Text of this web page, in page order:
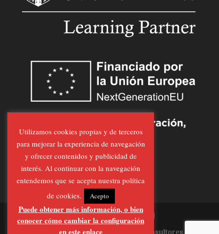
Página Realizada por Al-Feraz Consultores
Utilizamos cookies propias y de terceros
para mejorar la experiencia de navegación
y ofrecer contenidos y publicidad de
interés. Al continuar con la navegación
entendemos que se acepta nuestra política
de cookies.
Acepto
Puede obtener más información, o bien
conocer cómo cambiar la configuración
en este enlace